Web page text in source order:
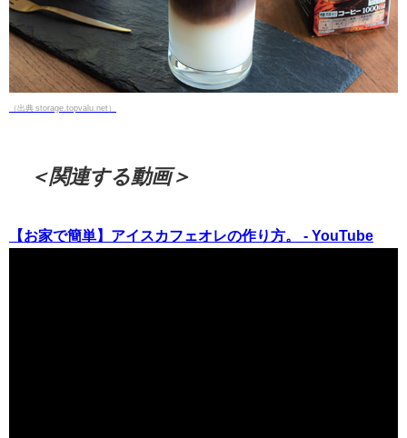
（出典 storage.topvalu.net）
＜関連する動画＞
【お家で簡単】アイスカフェオレの作り方。 - YouTube